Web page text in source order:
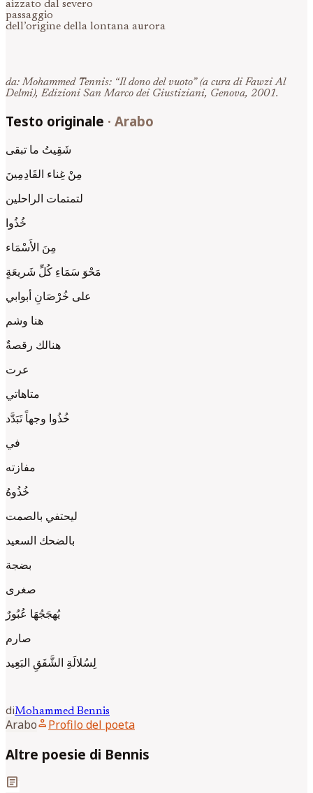
aizzato dal severo
passaggio
dell’origine della lontana aurora
da: Mohammed Tennis: “Il dono del vuoto” (a cura di Fawzi Al
Delmi), Edizioni San Marco dei Giustiziani, Genova, 2001.
Testo originale · Arabo
شَقِيتُ ما تبقى
مِنْ غِناء القَادِمِينَ
لتمتمات الراحلين
خُذُوا
مِنَ الأَسْمَاء
مَحْوَ سَمَاءِ كُلِّ شَريعَةٍ
على خُرْصَانِ أبوابي
هنا وشم
هنالك رقصةٌ
عرت
متاهاتي
خُذُوا وجهاً تَبَدَّد
في
مفازته
خُذُوهُ
ليحتفي بالصمت
بالضحك السعيد
بضجة
صغرى
يُهجَجُهَا عُبُورٌ
صارم
لِسُلالَةِ الشَّفَقِ البَعِيد
diMohammed Bennis
Araboperson Profilo del poeta
Altre poesie di Bennis
article